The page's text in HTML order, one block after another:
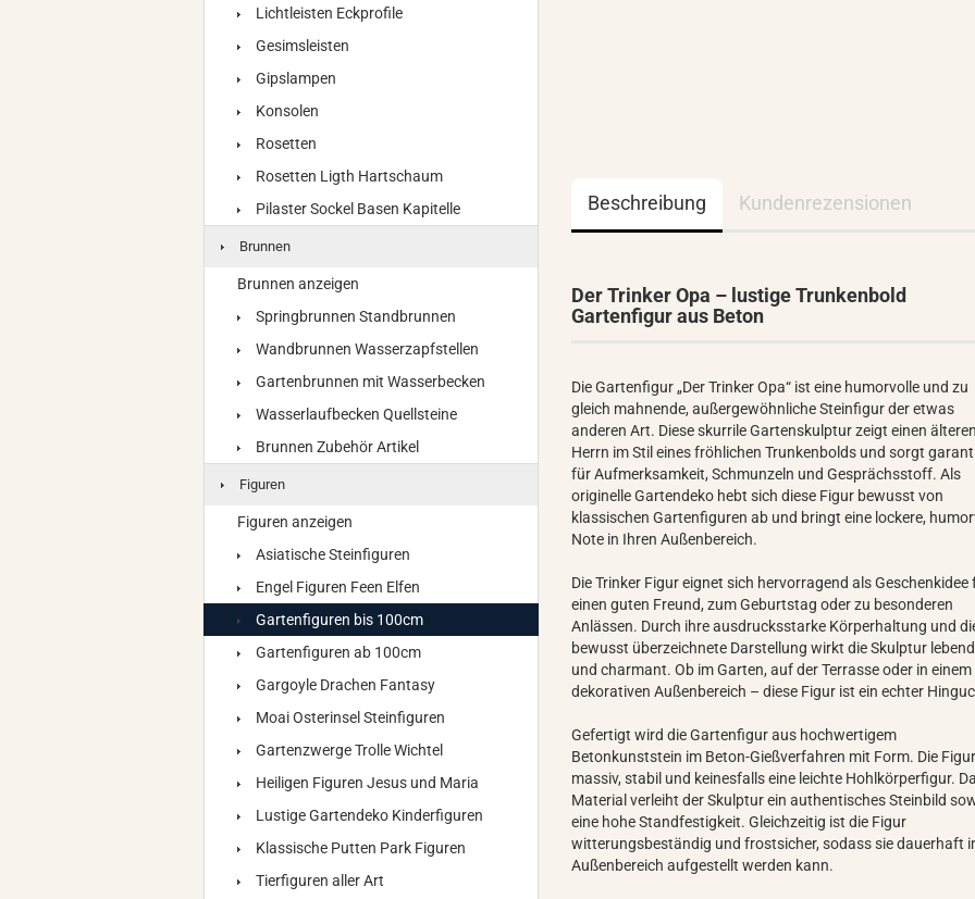
Beschreibung Kundenrezensionen
Der Trinker Opa – lustige Trunkenbold
Gartenfigur aus Beton
Die Gartenfigur „Der Trinker Opa“ ist eine humorvolle und zu
gleich mahnende, außergewöhnliche Steinfigur der etwas
anderen Art. Diese skurrile Gartenskulptur zeigt einen älteren
Herrn im Stil eines fröhlichen Trunkenbolds und sorgt
für Aufmerksamkeit, Schmunzeln und Gesprächsstoff. Als
originelle Gartendeko hebt sich diese Figur bewusst von
klassischen Gartenfiguren ab und bringt eine lockere,
Note in Ihren Außenbereich.
Die Trinker Figur eignet sich hervorragend als Geschenkidee
einen guten Freund, zum Geburtstag oder zu besonderen
Anlässen. Durch ihre ausdrucksstarke Körperhaltung und
bewusst überzeichnete Darstellung wirkt die Skulptur
und charmant. Ob im Garten, auf der Terrasse oder in einem
dekorativen Außenbereich – diese Figur ist ein echter
Gefertigt wird die Gartenfigur aus hochwertigem
Betonkunststein im Beton-Gießverfahren mit Form. Die
massiv, stabil und keinesfalls eine leichte Hohlkörperfigur.
Material verleiht der Skulptur ein authentisches Steinbild
eine hohe Standfestigkeit. Gleichzeitig ist die Figur
witterungsbeständig und frostsicher, sodass sie dauerhaft
Außenbereich aufgestellt werden kann.
Lichtleisten Eckprofile
Gesimsleisten
Gipslampen
Konsolen
Rosetten
Rosetten Ligth Hartschaum
Pilaster Sockel Basen Kapitelle
Brunnen
Brunnen anzeigen
Springbrunnen Standbrunnen
Wandbrunnen Wasserzapfstellen
Gartenbrunnen mit Wasserbecken
Wasserlaufbecken Quellsteine
Brunnen Zubehör Artikel
Figuren
Figuren anzeigen
Asiatische Steinfiguren
Engel Figuren Feen Elfen
Gartenfiguren bis 100cm
Gartenfiguren ab 100cm
Gargoyle Drachen Fantasy
Moai Osterinsel Steinfiguren
Gartenzwerge Trolle Wichtel
Heiligen Figuren Jesus und Maria
Lustige Gartendeko Kinderfiguren
Klassische Putten Park Figuren
Tierfiguren aller Art